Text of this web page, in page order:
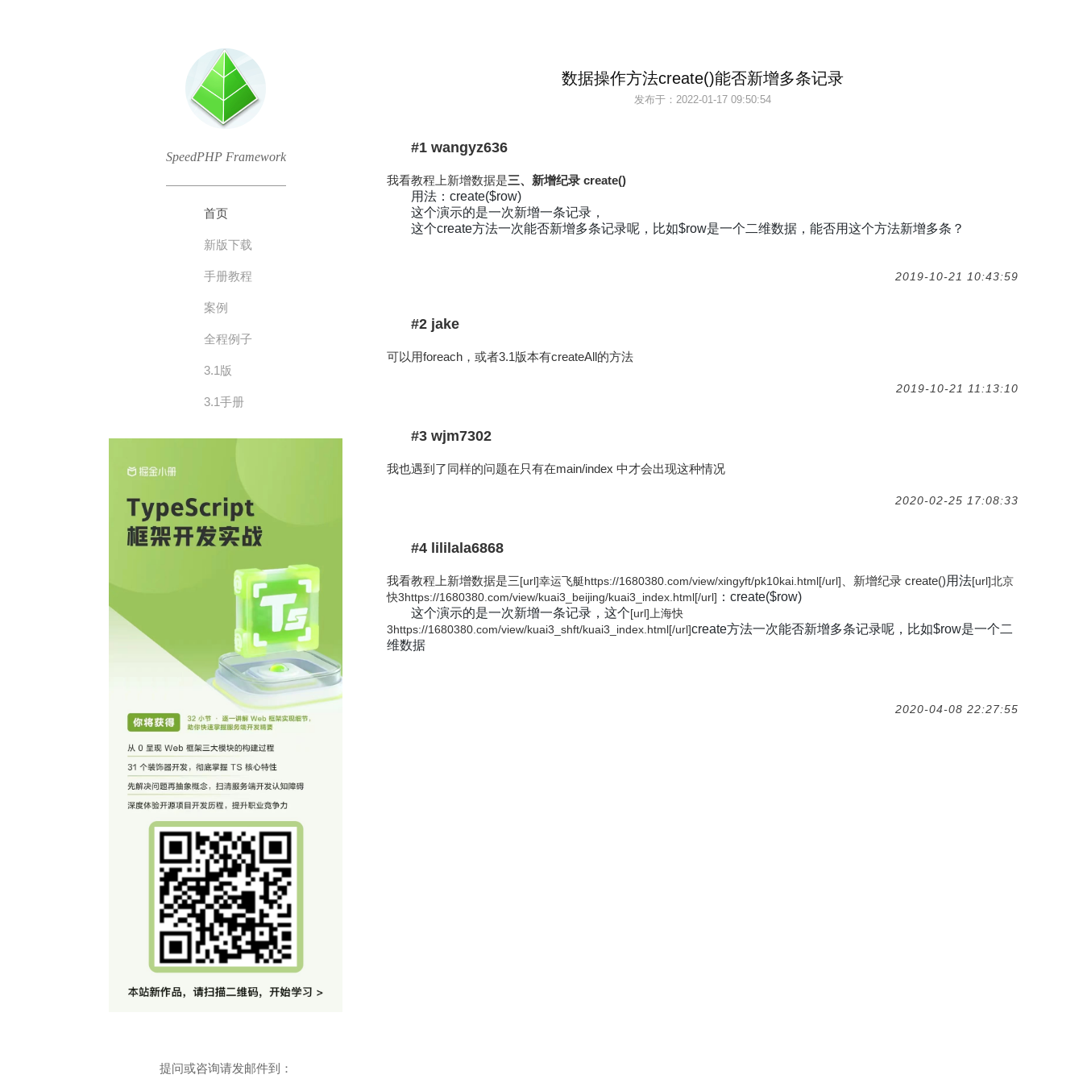
SpeedPHP Framework
首页
新版下载
手册教程
案例
全程例子
3.1版
3.1手册
提问或咨询请发邮件到：
数据操作方法create()能否新增多条记录
发布于： 2022-01-17 09:50:54
#1 wangyz636
我看教程上新增数据是三、新增纪录 create()
用法：create($row)
这个演示的是一次新增一条记录，
这个create方法一次能否新增多条记录呢，比如$row是一个二维数据，能否用这个方法新增多条？
2019-10-21 10:43:59
#2 jake
可以用foreach，或者3.1版本有createAll的方法
2019-10-21 11:13:10
#3 wjm7302
我也遇到了同样的问题在只有在main/index 中才会出现这种情况
2020-02-25 17:08:33
#4 lililala6868
我看教程上新增数据是三[url]幸运飞艇https://1680380.com/view/xingyft/pk10kai.html[/url] 、新增纪录 create()用法[url]北京
快3https://1680380.com/view/kuai3_beijing/kuai3_index.html[/url] ：create($row)
这个演示的是一次新增一条记录， 这个[url] 上海快
3https://1680380.com/view/kuai3_shft/kuai3_index.html[/url]create方法一次能否新增多条记录呢，比如$row是一个二
维数据
2020-04-08 22:27:55